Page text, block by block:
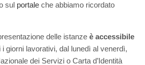
sul portale che abbiamo ricordato
delle istanze è accessibile
i giorni lavorativi, dal lunedì al venerdì,
dei Servizi o Carta d’Identità